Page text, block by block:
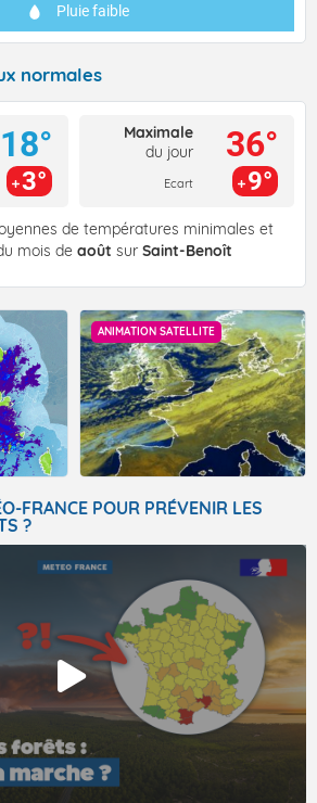
Pluie faible
normales
18°
3°
Maximale
du jour
Ecart
36°
9°
de températures minimales et
mois de août sur Saint-Benoît
ANIMATION SATELLITE
FRANCE POUR PRÉVENIR LES
?